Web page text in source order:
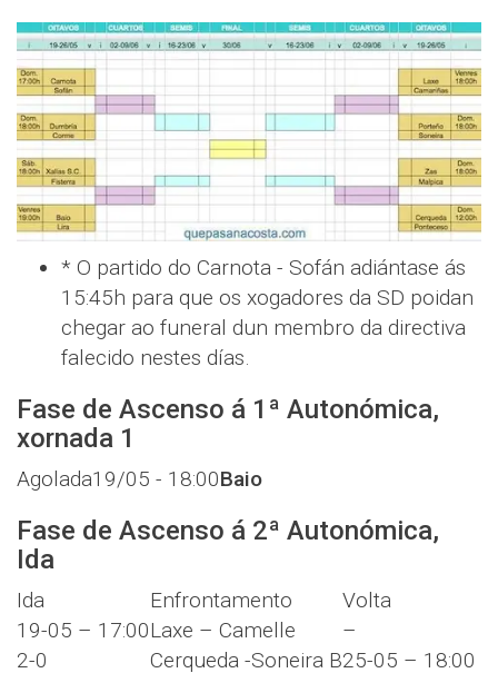
* O partido do Carnota - Sofán adiántase ás
15:45h para que os xogadores da SD poidan
chegar ao funeral dun membro da directiva
falecido nestes días.
Fase de Ascenso á 1ª Autonómica,
xornada 1
Agolada19/05 - 18:00Baio
Fase de Ascenso á 2ª Autonómica,
Ida
Ida Enfrontamento
Volta
19-05 – 17:00Laxe – Camelle
–
2-0
Cerqueda -Soneira B25-05 – 18:00